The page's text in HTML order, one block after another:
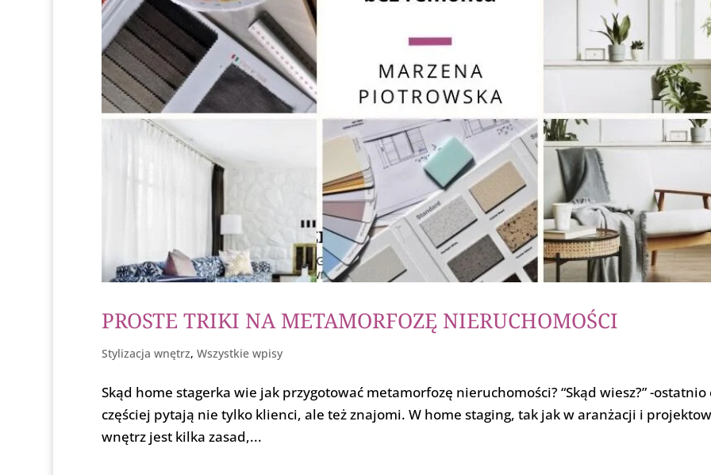
PROSTE TRIKI NA METAMORFOZĘ NIERUCHOMOŚCI
Stylizacja wnętrz, Wszystkie wpisy
Skąd home stagerka wie jak przygotować metamorfozę nieruchomości? “Skąd wiesz?” -ostatnio
częściej pytają nie tylko klienci, ale też znajomi. W home staging, tak jak w aranżacji i
wnętrz jest kilka zasad,...